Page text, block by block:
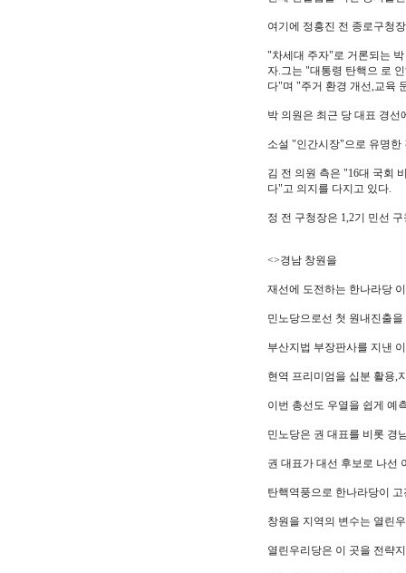
여기에 정흥진 전 종로구청
"차세대 주자"로 거론되는
자.그는 "대통령 탄핵으 로
다"며 "주거 환경 개선,교육
박 의원은 최근 당 대표 경
소설 "인간시장"으로 유명한
김 전 의원 측은 "16대 국회
다"고 의지를 다지고 있다.
정 전 구청장은 1,2기 민선
<>경남 창원을
재선에 도전하는 한나라당
민노당으로선 첫 원내진출
부산지법 부장판사를 지낸
현역 프리미엄을 십분 활용,
이번 총선도 우열을 쉽게 예
민노당은 권 대표를 비롯 경
권 대표가 대선 후보로 나선
탄핵역풍으로 한나라당이
창원을 지역의 변수는 열린
열린우리당은 이 곳을 전략